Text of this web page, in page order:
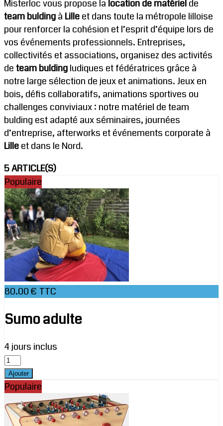
Misterloc vous propose la location de matérielde
team buldingà Lilleet dans toute la métropole lilloise
pour renforcer la cohésion et l’esprit d’équipe lors de
vos événements professionnels. Entreprises,
collectivités et associations, organisez des activités
deteam buldingludiques et fédératrices grâce à
notre large sélection de jeux et animations. Jeux en
bois, défis collaboratifs, animations sportives ou
challenges conviviaux : notre matériel de team
bulding est adapté aux séminaires, journées
d’entreprise, afterworks et événements corporate à
Lilleet dans le Nord.
5 ARTICLE(S)
Populaire
80.00 € TTC
Sumo adulte
4 jours inclus
Populaire